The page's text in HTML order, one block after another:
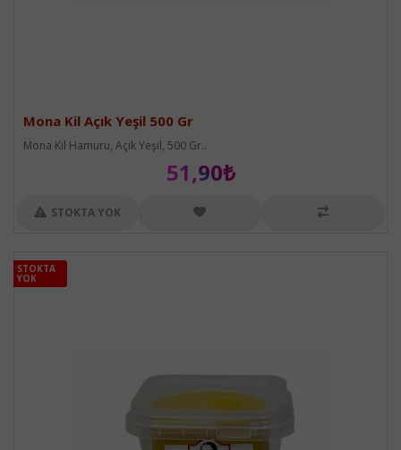
Mona Kil Açık Yeşil 500 Gr
Mona Kil Hamuru, Açık Yeşil, 500 Gr..
51,90₺
STOKTA YOK
STOKTA
YOK
STOKTA
YOK